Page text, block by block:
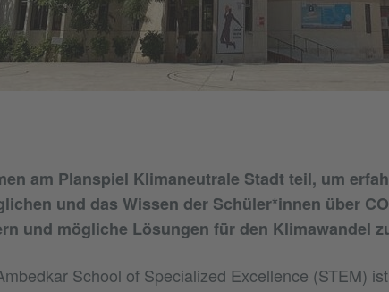
am Planspiel Klimaneutrale Stadt teil, um
und das Wissen der Schüler*innen über
und mögliche Lösungen für den Klimawandel
School of Specialized Excellence (STEM)